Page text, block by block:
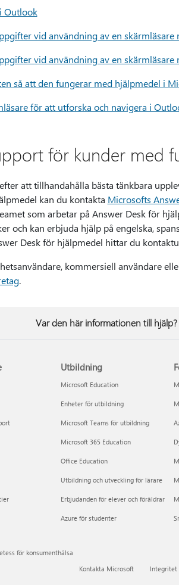
Outlook
vid användning av en
vid användning av en skärmläsare
så att den fungerar med hjälpmedel i
för att utforska och navigera i
för kunder med
att tillhandahålla bästa tänkbara
kan du kontakta Microsofts
som arbetar på Answer Desk för
och kan erbjuda hjälp på engelska,
Desk för hjälpmedel hittar du
kommersiell användare
.
Var den här informationen till hjälp?
Utbildning
Microsoft Education
Enheter för utbildning
Microsoft Teams för utbildning
Microsoft 365 Education
Office Education
Utbildning och utveckling för lärare
Erbjudanden för elever och föräldrar
Azure för studenter
för konsumenthälsa
Kontakta Microsoft
Integritet